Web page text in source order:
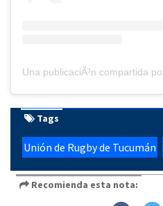
Tags
Unión de Rugby de Tucumán
Recomienda esta nota: